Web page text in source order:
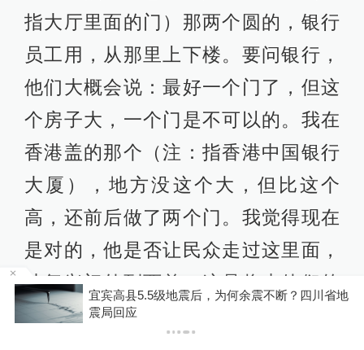
指大厅里面的门）那两个圆的，银行
员工用，从那里上下楼。要问银行，
他们大概会说：最好一个门了，但这
个房子大，一个门是不可以的。我在
香港盖的那个（注：指香港中国银行
大厦），地方没这个大，但比这个
高，还前后做了两个门。我觉得现在
是对的，他是否让民众走过这里面，
从复兴门外到西单，这是将来他们的
权力，我没有（这个权力），不过我
宜宾高县5.5级地震后，为何余震不断？四川省地
震局回应